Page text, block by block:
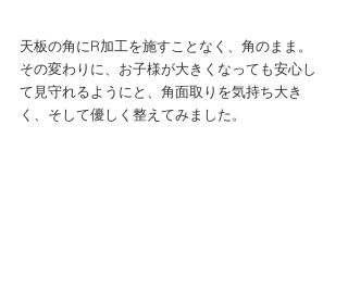
天板の角にR加工を施すことなく、角のまま。
その変わりに、お子様が大きくなっても安心し
て見守れるようにと、角面取りを気持ち大き
く、そして優しく整えてみました。